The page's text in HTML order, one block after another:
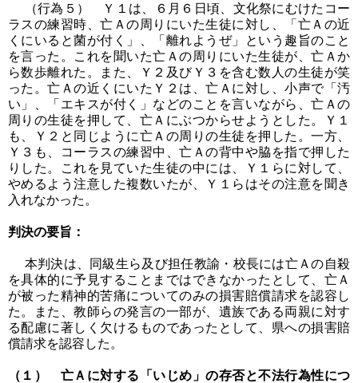
（行為５） Ｙ１は、６月６日頃、文化祭にむけたコー
ラスの練習時、亡Ａの周りにいた生徒に対し、「亡Ａの近
くにいると菌が付く」、「離れようぜ」という趣旨のこと
を言った。これを聞いた亡Ａの周りにいた生徒が、亡Ａか
ら数歩離れた。また、Ｙ２及びＹ３を含む数人の生徒が笑
った。亡Ａの近くにいたＹ２は、亡Ａに対し、小声で「汚
い」、「エキスが付く」などのことを言いながら、亡Ａの
周りの生徒を押して、亡Ａにぶつからせようとした。Ｙ１
も、Ｙ２と同じように亡Ａの周りの生徒を押した。一方、
Ｙ３も、コーラスの練習中、亡Ａの背中や脇を指で押した
りした。これを見ていた生徒の中には、Ｙ１らに対して、
やめるよう注意した複数いたが、Ｙ１らはその注意を聞き
入れなかった。
判決の要旨：
本判決は、同級生ら及び担任教諭・校長には亡Ａの自殺
を具体的に予見することまではできなかったとして、亡Ａ
が被った精神的苦痛についてのみの損害賠償請求を認容し
た。また、教師らの発言の一部が、遺族である両親に対す
る配慮に著しく欠けるものであったとして、県への損害賠
償請求を認容した。
（１） 亡Ａに対する「いじめ」の存否と不法行為性につ